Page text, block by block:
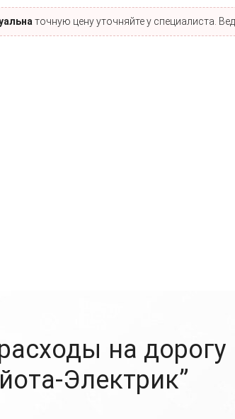
точную цену уточняйте у специалиста.
на дорогу
Электрик”